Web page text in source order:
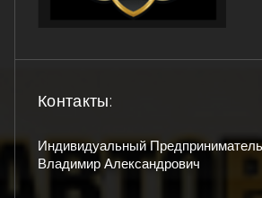
Контакты:
Индивидуальный
Владимир Александрович